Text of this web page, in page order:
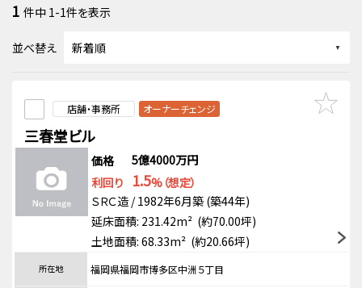
1 件中 1-1件を表示
並べ替え
店舗・事務所 オーナーチェンジ
三春堂ビル
価格
5億4000万円
利回り
1.5%（想定）
ＳＲＣ造 / 1982年6月築 (築44年)
延床面積: 231.42m² (約70.00坪)
土地面積: 68.33m² (約20.66坪)
所在地 福岡県福岡市博多区中洲５丁目